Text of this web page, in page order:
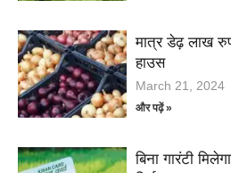
मात्र डेढ़ लाख
हाउस
March 21, 2024
और पढ़ें »
बिना गारंटी